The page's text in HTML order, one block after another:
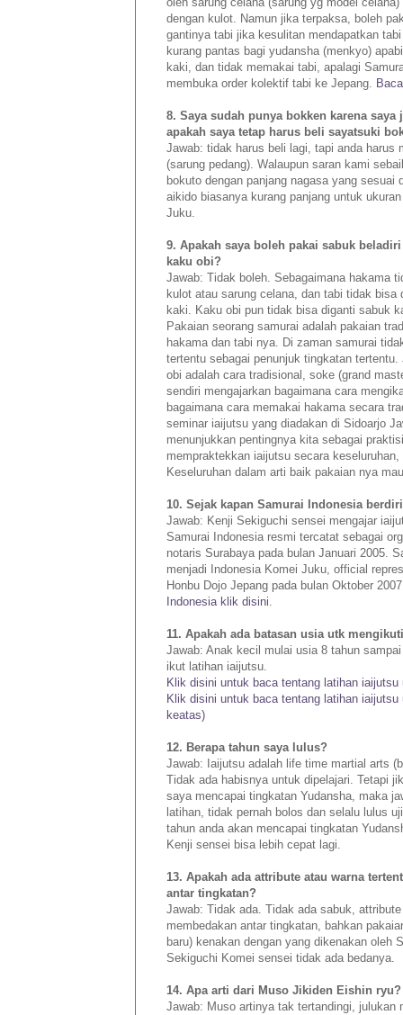
dengan kulot. Namun jika terpaksa, boleh
gantinya tabi jika kesulitan mendapatkan
kurang pantas bagi yudansha (menkyo)
kaki, dan tidak memakai tabi, apalagi
membuka order kolektif tabi ke Jepang.
8. Saya sudah punya bokken karena
apakah saya tetap harus beli sayatsuki
Jawab: tidak harus beli lagi, tapi anda harus
(sarung pedang). Walaupun saran kami
bokuto dengan panjang nagasa yang sesuai
aikido biasanya kurang panjang untuk
Juku.
9. Apakah saya boleh pakai sabuk
kaku obi?
Jawab: Tidak boleh. Sebagaimana hakama
kulot atau sarung celana, dan tabi tidak bisa
kaki. Kaku obi pun tidak bisa diganti sabuk
Pakaian seorang samurai adalah pakaian
hakama dan tabi nya. Di zaman samurai
tertentu sebagai penunjuk tingkatan
obi adalah cara tradisional, soke (grand
sendiri mengajarkan bagaimana cara
bagaimana cara memakai hakama secara
seminar iaijutsu yang diadakan di Sidoarjo
menunjukkan pentingnya kita sebagai
mempraktekkan iaijutsu secara
Keseluruhan dalam arti baik pakaian nya
10. Sejak kapan Samurai Indonesia
Jawab: Kenji Sekiguchi sensei mengajar
Samurai Indonesia resmi tercatat sebagai
notaris Surabaya pada bulan Januari 2005.
menjadi Indonesia Komei Juku, official
Honbu Dojo Jepang pada bulan Oktober
Indonesia klik disini.
11. Apakah ada batasan usia utk
Jawab: Anak kecil mulai usia 8 tahun
ikut latihan iaijutsu.
Klik disini untuk baca tentang latihan iaijutsu
Klik disini untuk baca tentang latihan
keatas)
12. Berapa tahun saya lulus?
Jawab: Iaijutsu adalah life time martial arts
Tidak ada habisnya untuk dipelajari. Tetapi
saya mencapai tingkatan Yudansha, maka
latihan, tidak pernah bolos dan selalu lulus
tahun anda akan mencapai tingkatan
Kenji sensei bisa lebih cepat lagi.
13. Apakah ada attribute atau warna
antar tingkatan?
Jawab: Tidak ada. Tidak ada sabuk,
membedakan antar tingkatan, bahkan
baru) kenakan dengan yang dikenakan oleh
Sekiguchi Komei sensei tidak ada bedanya.
14. Apa arti dari Muso Jikiden Eishin ryu?
Jawab: Muso artinya tak tertandingi, julukan